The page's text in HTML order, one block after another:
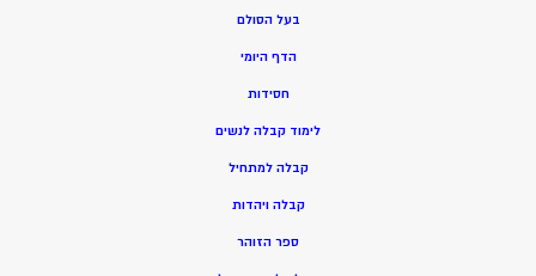
בעל הסולם
הדף היומי
חסידות
לימוד קבלה לנשים
קבלה למתחיל
קבלה ויהדות
ספר הזוהר